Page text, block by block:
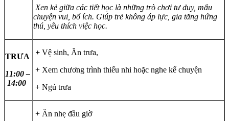
Xen kẻ giữa các tiết học là những trò chơi tư duy, mẩu
chuyện vui, bổ ích. Giúp trẻ không áp lực, gia tăng hứng
thú, yêu thích việc học.
TRƯA
11:00 –
14:00
+ Vệ sinh, Ăn trưa,
+ Xem chương trình thiếu nhi hoặc nghe kể chuyện
+ Ngủ trưa
+ Ăn nhẹ đầu giờ